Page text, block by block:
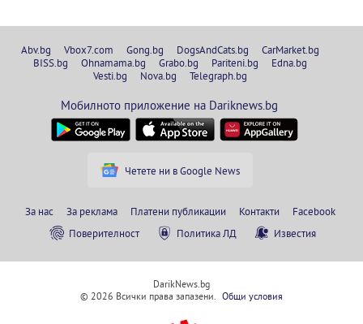
Abv.bg Vbox7.com Gong.bg DogsAndCats.bg
CarMarket.bg
BISS.bg
Ohnamama.bg Grabo.bg Pariteni.bg
Edna.bg
Vesti.bg
Nova.bg Telegraph.bg
Мобилното приложение на Dariknews.bg
Четете ни в Google News
За нас За реклама Платени публикации Контакти
Facebook
Поверителност
Политика ЛД Известия
DarikNews.bg
© 2026 Всички права запазени. Общи условия